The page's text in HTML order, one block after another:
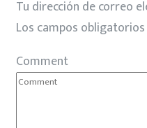
Tu dirección de correo
Los campos
Comment